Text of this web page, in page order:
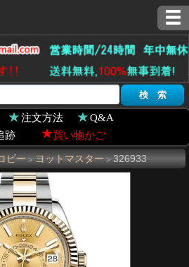
注文方法
Q&A
跡 買い物かご
ピー > ヨットマスター > 326933